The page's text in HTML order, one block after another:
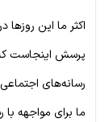
اکثر ما این
پرسش اینجاست
رسانه‌های
ما برای مواجهه